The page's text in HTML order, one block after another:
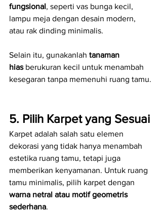
fungsional, seperti vas bunga kecil,
lampu meja dengan desain modern,
atau rak dinding minimalis.
Selain itu, gunakanlah tanaman
hias berukuran kecil untuk menambah
kesegaran tanpa memenuhi ruang tamu.
5. Pilih Karpet yang Sesuai
Karpet adalah salah satu elemen
dekorasi yang tidak hanya menambah
estetika ruang tamu, tetapi juga
memberikan kenyamanan. Untuk ruang
tamu minimalis, pilih karpet dengan
warna netral atau motif geometris
sederhana.